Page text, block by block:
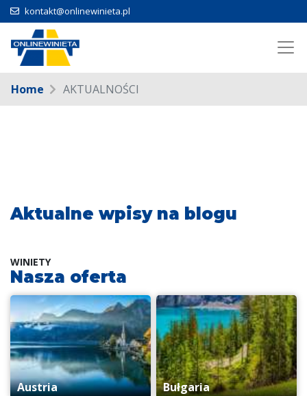
kontakt@onlinewinieta.pl
Home AKTUALNOŚCI
Aktualne wpisy na blogu
WINIETY
Nasza oferta
Austria Bułgaria